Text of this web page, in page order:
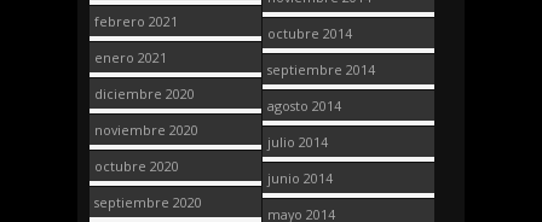
febrero 2021
enero 2021
diciembre 2020
noviembre 2020
octubre 2020
septiembre 2020
octubre 2014
septiembre 2014
agosto 2014
julio 2014
junio 2014
mayo 2014